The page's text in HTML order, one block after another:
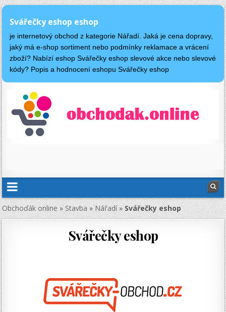
Svářečky eshop eshop
je internetový obchod z kategorie Nářadí. Jaká je cena dopravy,
jaký má e-shop sortiment nebo podmínky reklamace a vrácení
zboží? Nabízí eshop Svářečky eshop slevové akce nebo slevové
kódy? Popis a hodnocení eshopu Svářečky eshop
Obchoďák online»Stavba»Nářadí»Svářečky eshop
Svářečky eshop